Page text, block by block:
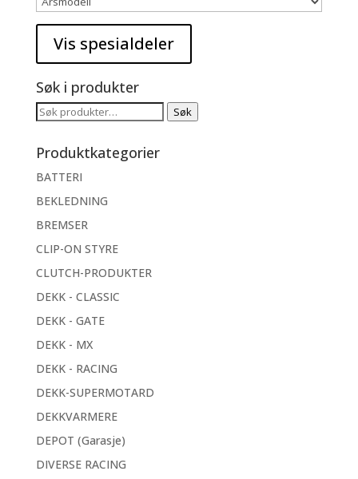
Søk i produkter
Søk
Søk
Produktkategorier
BATTERI
BEKLEDNING
BREMSER
CLIP-ON STYRE
CLUTCH-PRODUKTER
DEKK - CLASSIC
DEKK - GATE
DEKK - MX
DEKK - RACING
DEKK-SUPERMOTARD
DEKKVARMERE
DEPOT (Garasje)
DIVERSE RACING